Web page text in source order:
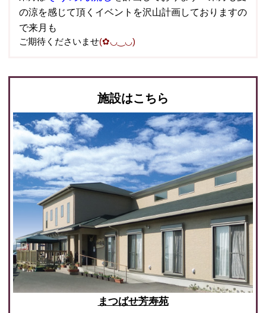
の涼を感じて頂くイベントを沢山計画しておりますの
で来月も
ご期待くださいませ(✿◡‿◡)
施設はこちら
まつばせ芳寿苑